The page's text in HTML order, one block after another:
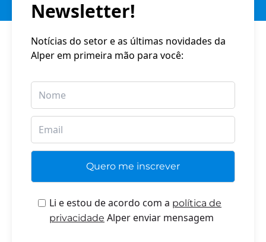
Newsletter!
Notícias do setor e as últimas novidades da
Alper em primeira mão para você:
Li e estou de acordo com a política de
privacidade Alper enviar mensagem